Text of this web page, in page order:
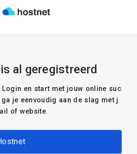
al geregistreerd
Login en start met jouw online suc
je eenvoudig aan de slag met j
of website.